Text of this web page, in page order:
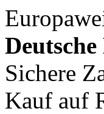
Sichere
Kauf auf